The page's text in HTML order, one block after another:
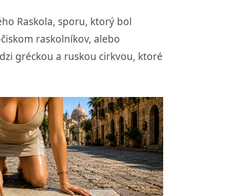
Raskola, sporu, ktorý bol
raskolníkov, alebo
gréckou a ruskou cirkvou, ktoré